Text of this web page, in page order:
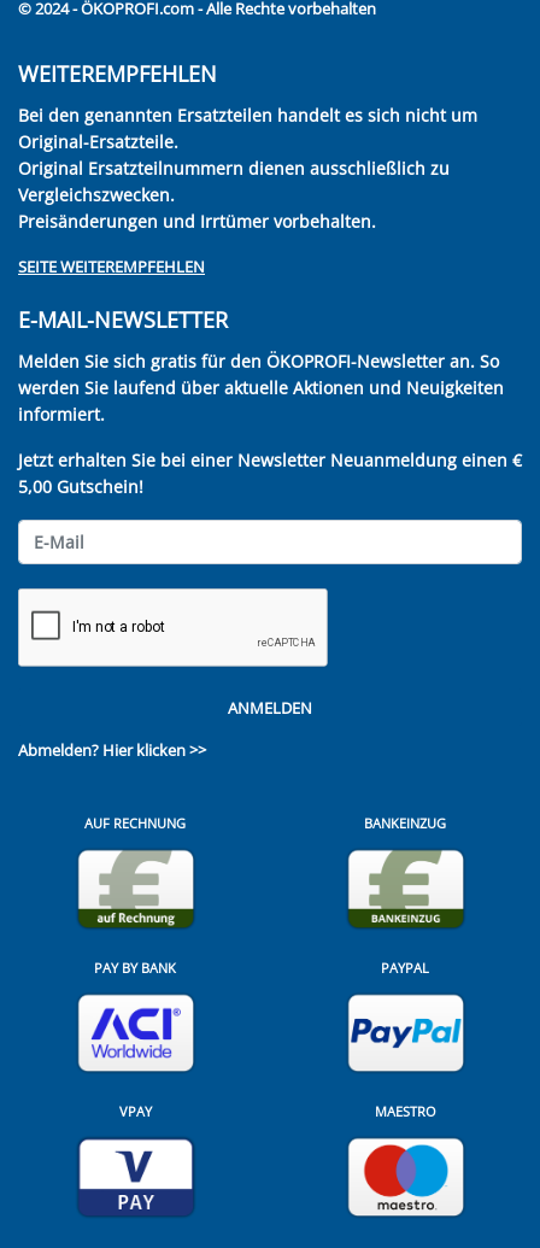
© 2024 - ÖKOPROFI.com - Alle Rechte vorbehalten
WEITEREMPFEHLEN
Bei den genannten Ersatzteilen handelt es sich nicht um
Original-Ersatzteile.
Original Ersatzteilnummern dienen ausschließlich zu
Vergleichszwecken.
Preisänderungen und Irrtümer vorbehalten.
SEITE WEITEREMPFEHLEN
E-MAIL-NEWSLETTER
Melden Sie sich gratis für den ÖKOPROFI-Newsletter an. So
werden Sie laufend über aktuelle Aktionen und Neuigkeiten
informiert.
Jetzt erhalten Sie bei einer Newsletter Neuanmeldung einen €
5,00 Gutschein!
ANMELDEN
Abmelden? Hier klicken >>
AUF RECHNUNG BANKEINZUG
PAY BY BANK PAYPAL
VPAY MAESTRO